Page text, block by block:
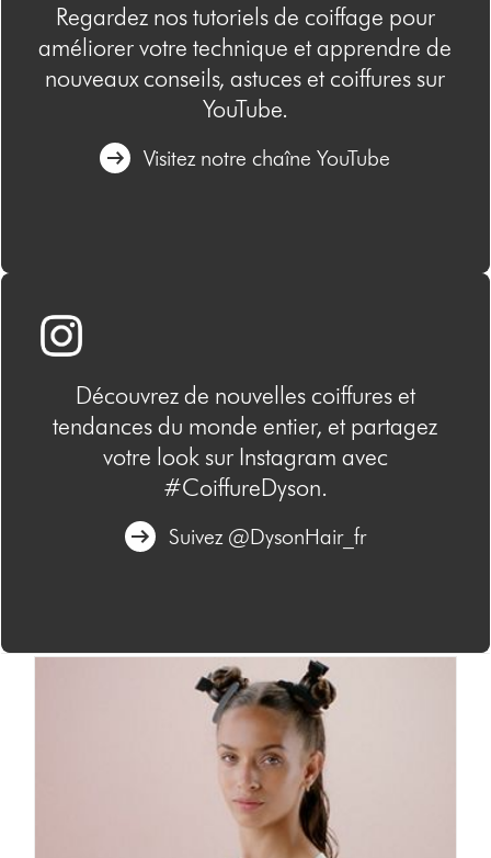
Regardez nos tutoriels de coiffage pour
améliorer votre technique et apprendre de
nouveaux conseils, astuces et coiffures sur
YouTube.
Visitez notre chaîne YouTube
Découvrez de nouvelles coiffures et
tendances du monde entier, et partagez
votre look sur Instagram avec
#CoiffureDyson.
Suivez @DysonHair_fr